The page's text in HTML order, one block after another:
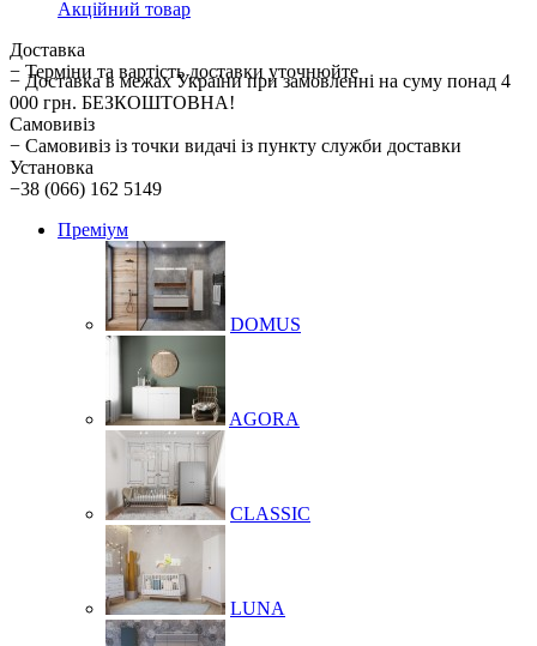
Акційний товар
Доставка
− Терміни та вартість доставки уточнюйте
− Доставка в межах України при замовленні на суму понад 4
000 грн. БЕЗКОШТОВНА!
Самовивіз
− Самовивіз із точки видачі із пункту служби доставки
Установка
−38 (066) 162 5149
Преміум
DOMUS
AGORA
CLASSIC
LUNA